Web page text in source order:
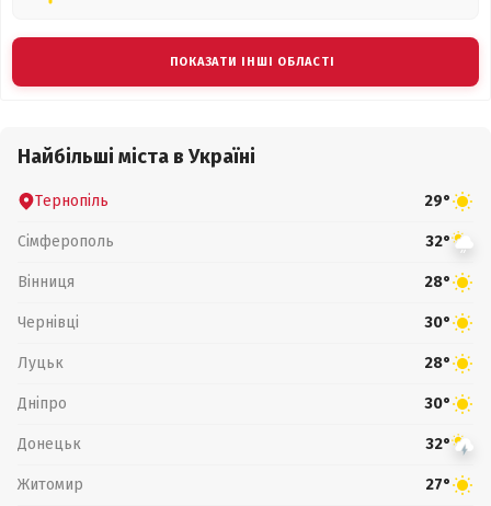
ПОКАЗАТИ ІНШІ ОБЛАСТІ
Найбільші міста в Україні
Тернопіль 29°
Сімферополь 32°
Вінниця 28°
Чернівці 30°
Луцьк 28°
Дніпро 30°
Донецьк 32°
Житомир 27°